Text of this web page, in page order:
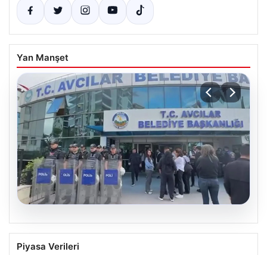
Yan Manşet
Avcılar Belediyesi’ne operasyon. 12
şüpheli gözaltına alındı
Piyasa Verileri